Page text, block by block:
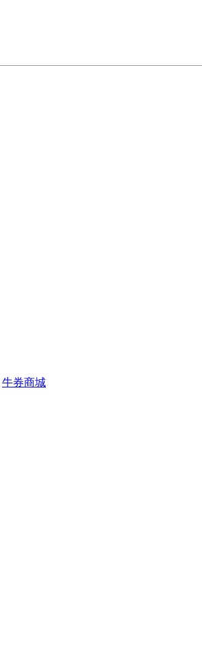
牛券商城